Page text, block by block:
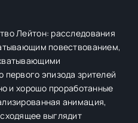
Лейтон: расследования
повествованием,
эпизода зрителей
и хорошо проработанные
анимация,
выглядит